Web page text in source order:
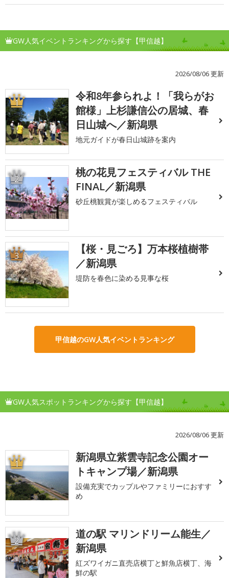
GW人気イベントランキングから探す【甲信越】
2026/08/06 更新
1
令和8年参られよ！「我らがお
館様」上杉謙信公の居城、春
日山城へ／新潟県
地元ガイドが春日山城跡を案内
2
桃の花見フェスティバル THE
FINAL／新潟県
砂丘桃観賞が楽しめるフェスティバル
3
【桜・見ごろ】万本桜植樹帯
／新潟県
堤防を春色に染める見事な桜
甲信越のGW人気イベントランキング
GW人気スポットランキングから探す【甲信越】
2026/08/06 更新
1
新潟県立紫雲寺記念公園オー
トキャンプ場／新潟県
設備充実でカップルやファミリーにおすす
め
2
道の駅 マリンドリーム能生／
新潟県
紅ズワイガニ直売店横丁と鮮魚店横丁、海
鮮の駅